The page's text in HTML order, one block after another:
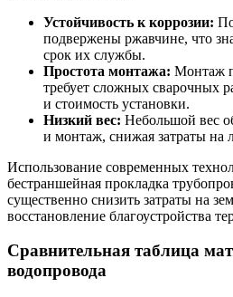
Устойчивость к коррозии:
подвержены ржавчине, что
срок их службы.
Простота монтажа: Монтаж
требует сложных сварочных
и стоимость установки.
Низкий вес: Небольшой вес
и монтаж, снижая затраты на
Использование современных
бестраншейная прокладка
существенно снизить затраты на
восстановление благоустройства
Сравнительная таблица
водопровода